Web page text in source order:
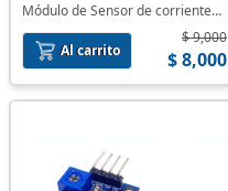
Módulo de Sensor de corriente
ACS712 5A
Al carrito
$ 9,000
$ 8,000